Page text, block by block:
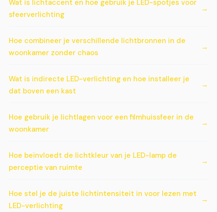
Wat is lichtaccent en hoe gebruik je LED-spotjes voor
sfeerverlichting
Hoe combineer je verschillende lichtbronnen in de
woonkamer zonder chaos
Wat is indirecte LED-verlichting en hoe installeer je
dat boven een kast
Hoe gebruik je lichtlagen voor een filmhuissfeer in de
woonkamer
Hoe beïnvloedt de lichtkleur van je LED-lamp de
perceptie van ruimte
Hoe stel je de juiste lichtintensiteit in voor lezen met
LED-verlichting